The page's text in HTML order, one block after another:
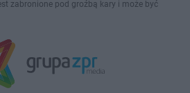
zabronione pod groźbą kary i może być